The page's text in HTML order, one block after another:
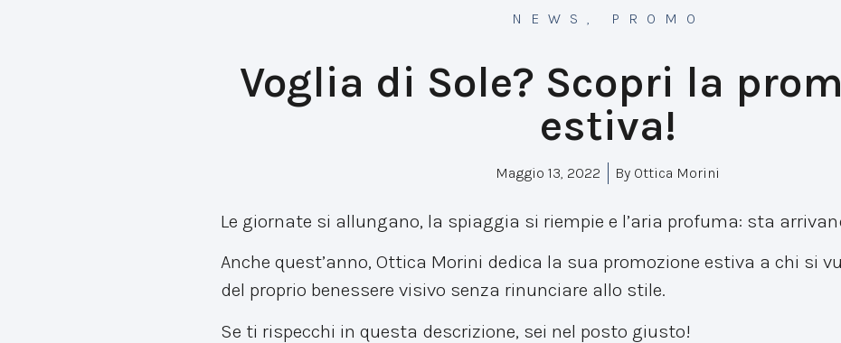
NEWS , PROMO
Voglia di Sole? Scopri la
estiva!
Maggio 13, 2022 By Ottica Morini
Le giornate si allungano, la spiaggia si riempie e l’aria profuma: sta
Anche quest’anno, Ottica Morini dedica la sua promozione estiva a chi si
del proprio benessere visivo senza rinunciare allo stile.
Se ti rispecchi in questa descrizione, sei nel posto giusto!